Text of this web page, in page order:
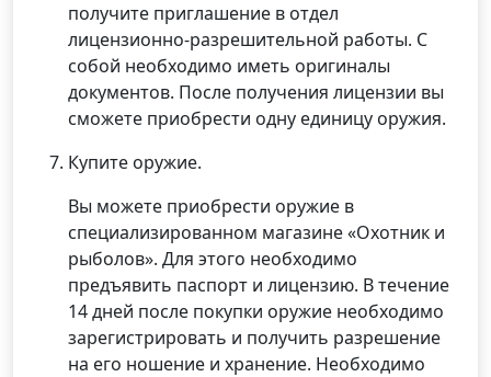
получите приглашение в отдел
лицензионно-разрешительной работы. С
собой необходимо иметь оригиналы
документов. После получения лицензии вы
сможете приобрести одну единицу оружия.
Купите оружие.
Вы можете приобрести оружие в
специализированном магазине «Охотник и
рыболов». Для этого необходимо
предъявить паспорт и лицензию. В течение
14 дней после покупки оружие необходимо
зарегистрировать и получить разрешение
на его ношение и хранение. Необходимо